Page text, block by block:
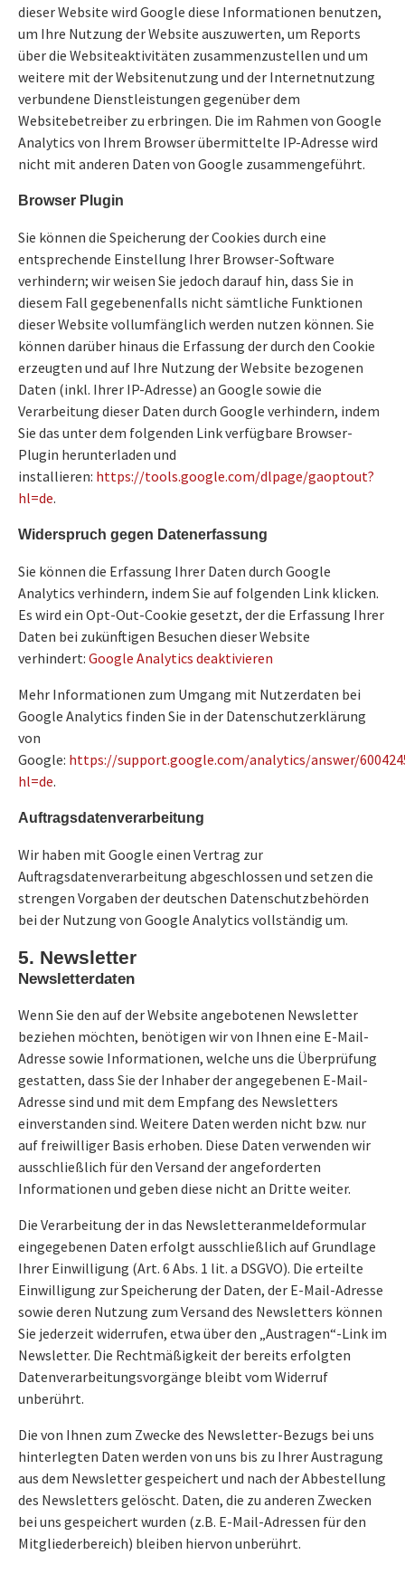
dieser Website wird Google diese Informationen benutzen,
um Ihre Nutzung der Website auszuwerten, um Reports
über die Websiteaktivitäten zusammenzustellen und um
weitere mit der Websitenutzung und der Internetnutzung
verbundene Dienstleistungen gegenüber dem
Websitebetreiber zu erbringen. Die im Rahmen von Google
Analytics von Ihrem Browser übermittelte IP-Adresse wird
nicht mit anderen Daten von Google zusammengeführt.
Browser Plugin
Sie können die Speicherung der Cookies durch eine
entsprechende Einstellung Ihrer Browser-Software
verhindern; wir weisen Sie jedoch darauf hin, dass Sie in
diesem Fall gegebenenfalls nicht sämtliche Funktionen
dieser Website vollumfänglich werden nutzen können. Sie
können darüber hinaus die Erfassung der durch den Cookie
erzeugten und auf Ihre Nutzung der Website bezogenen
Daten (inkl. Ihrer IP-Adresse) an Google sowie die
Verarbeitung dieser Daten durch Google verhindern, indem
Sie das unter dem folgenden Link verfügbare Browser-
Plugin herunterladen und
installieren: https://tools.google.com/dlpage/gaoptout?
hl=de.
Widerspruch gegen Datenerfassung
Sie können die Erfassung Ihrer Daten durch Google
Analytics verhindern, indem Sie auf folgenden Link klicken.
Es wird ein Opt-Out-Cookie gesetzt, der die Erfassung Ihrer
Daten bei zukünftigen Besuchen dieser Website
verhindert: Google Analytics deaktivieren
Mehr Informationen zum Umgang mit Nutzerdaten bei
Google Analytics finden Sie in der Datenschutzerklärung
von
Google: https://support.google.com/analytics/answer/
hl=de.
Auftragsdatenverarbeitung
Wir haben mit Google einen Vertrag zur
Auftragsdatenverarbeitung abgeschlossen und setzen die
strengen Vorgaben der deutschen Datenschutzbehörden
bei der Nutzung von Google Analytics vollständig um.
5. Newsletter
Newsletterdaten
Wenn Sie den auf der Website angebotenen Newsletter
beziehen möchten, benötigen wir von Ihnen eine E-Mail-
Adresse sowie Informationen, welche uns die Überprüfung
gestatten, dass Sie der Inhaber der angegebenen E-Mail-
Adresse sind und mit dem Empfang des Newsletters
einverstanden sind. Weitere Daten werden nicht bzw. nur
auf freiwilliger Basis erhoben. Diese Daten verwenden wir
ausschließlich für den Versand der angeforderten
Informationen und geben diese nicht an Dritte weiter.
Die Verarbeitung der in das Newsletteranmeldeformular
eingegebenen Daten erfolgt ausschließlich auf Grundlage
Ihrer Einwilligung (Art. 6 Abs. 1 lit. a DSGVO). Die erteilte
Einwilligung zur Speicherung der Daten, der E-Mail-Adresse
sowie deren Nutzung zum Versand des Newsletters können
Sie jederzeit widerrufen, etwa über den „Austragen“-Link im
Newsletter. Die Rechtmäßigkeit der bereits erfolgten
Datenverarbeitungsvorgänge bleibt vom Widerruf
unberührt.
Die von Ihnen zum Zwecke des Newsletter-Bezugs bei uns
hinterlegten Daten werden von uns bis zu Ihrer Austragung
aus dem Newsletter gespeichert und nach der Abbestellung
des Newsletters gelöscht. Daten, die zu anderen Zwecken
bei uns gespeichert wurden (z.B. E-Mail-Adressen für den
Mitgliederbereich) bleiben hiervon unberührt.